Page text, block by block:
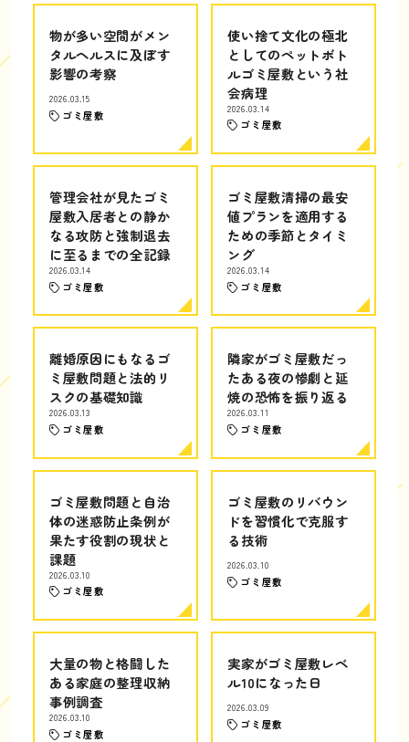
物が多い空間がメン
タルヘルスに及ぼす
影響の考察
2026.03.15
ゴミ屋敷
使い捨て文化の極北
としてのペットボト
ルゴミ屋敷という社
会病理
2026.03.14
ゴミ屋敷
管理会社が見たゴミ
屋敷入居者との静か
なる攻防と強制退去
に至るまでの全記録
2026.03.14
ゴミ屋敷
ゴミ屋敷清掃の最安
値プランを適用する
ための季節とタイミ
ング
2026.03.14
ゴミ屋敷
離婚原因にもなるゴ
ミ屋敷問題と法的リ
スクの基礎知識
2026.03.13
ゴミ屋敷
隣家がゴミ屋敷だっ
たある夜の惨劇と延
焼の恐怖を振り返る
2026.03.11
ゴミ屋敷
ゴミ屋敷問題と自治
体の迷惑防止条例が
果たす役割の現状と
課題
2026.03.10
ゴミ屋敷
ゴミ屋敷のリバウン
ドを習慣化で克服す
る技術
2026.03.10
ゴミ屋敷
大量の物と格闘した
ある家庭の整理収納
事例調査
2026.03.10
ゴミ屋敷
実家がゴミ屋敷レベ
ル10になった日
2026.03.09
ゴミ屋敷